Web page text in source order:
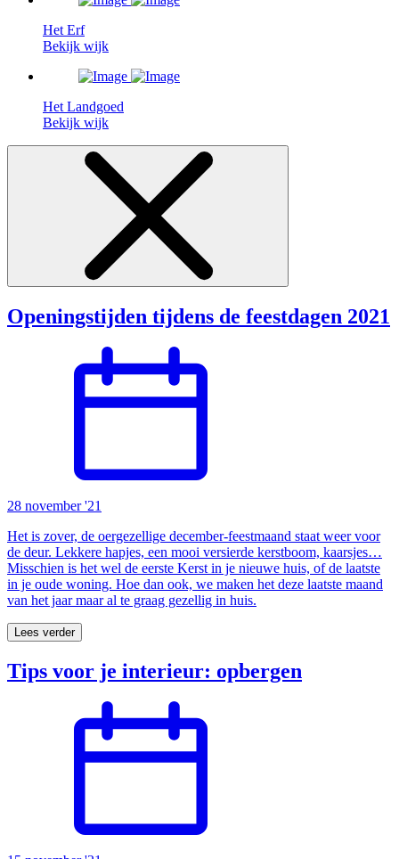
Het Erf
Bekijk wijk
Het Landgoed
Bekijk wijk
Openingstijden tijdens de feestdagen 2021
28 november '21
Het is zover, de oergezellige december-feestmaand staat weer voor
de deur. Lekkere hapjes, een mooi versierde kerstboom, kaarsjes…
Misschien is het wel de eerste Kerst in je nieuwe huis, of de laatste
in je oude woning. Hoe dan ook, we maken het deze laatste maand
van het jaar maar al te graag gezellig in huis.
Lees verder
Tips voor je interieur: opbergen